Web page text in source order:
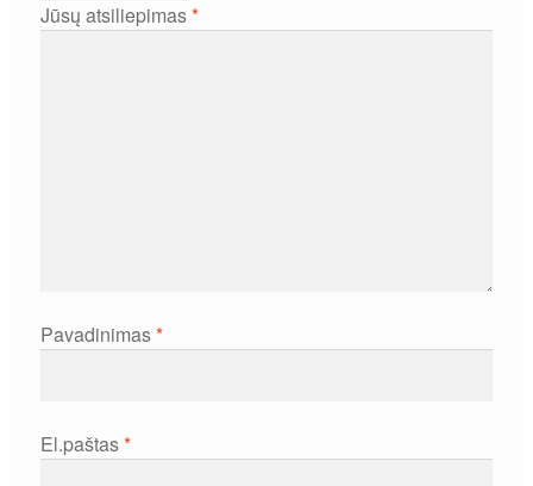
Jūsų atsiliepimas*
Pavadinimas*
El.paštas*